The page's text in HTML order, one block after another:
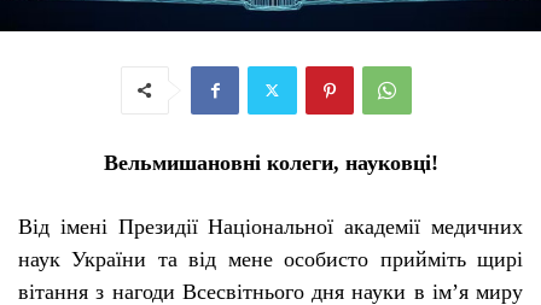
Вельмишановні колеги, науковці!
Від імені Президії Національної академії медичних
наук України та від мене особисто прийміть щирі
вітання з нагоди Всесвітнього дня науки в ім’я миру